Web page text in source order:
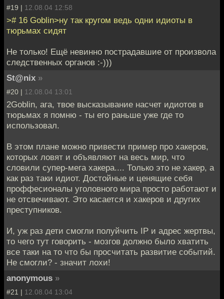
#19 | 12.08.04 12:58
># 16 Goblin>ну так кругом ведь одни идиоты в
тюрьмах сидят
Не только! Ещё невинно пострадавшие от произвола
следственных органов :-)))
St@nix »
#20 | 12.08.04 13:01
2Goblin, ага, твое высказывание насчет идиотов в
тюрьмах я помню - ты его раньше уже где то
использовал.
В этом плане можно привести пример про хакеров,
которых ловят и объявляют на весь мир, что
словили супер-мега хакера.... Только это не хакер, а
как раз таки идиот. Достойные и ценящие себя
проффесионалы уголовного мира просто работают и
не отсвечивают. Это касается и хакеров и других
преступников.
И, уж раз дети смогли полуйчить IP и адрес жертвы,
то чего тут говорить - мозгов должно было хватить
все таки на то что бы просчитать развитие событий.
Не смогли? - значит лохи!
anonymous »
#21 | 12.08.04 13:04